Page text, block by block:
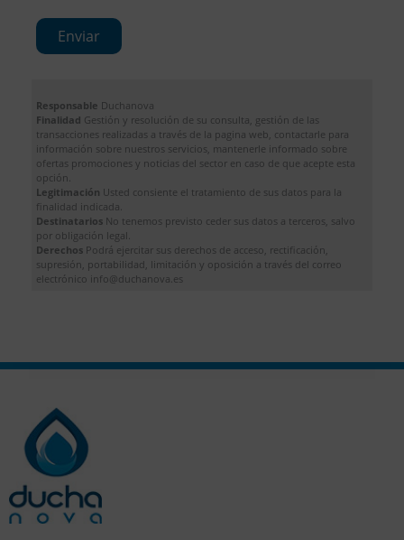
Responsable Duchanova
Finalidad Gestión y resolución de su consulta, gestión de las
transacciones realizadas a través de la pagina web, contactarle para
información sobre nuestros servicios, mantenerle informado sobre
ofertas promociones y noticias del sector en caso de que acepte esta
opción.
Legitimación Usted consiente el tratamiento de sus datos para la
finalidad indicada.
Destinatarios No tenemos previsto ceder sus datos a terceros, salvo
por obligación legal.
Derechos Podrá ejercitar sus derechos de acceso, rectificación,
supresión, portabilidad, limitación y oposición a través del correo
electrónico info@duchanova.es